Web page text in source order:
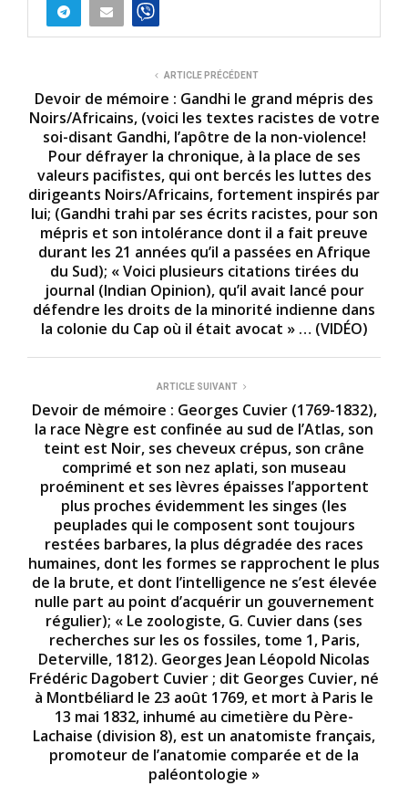
ARTICLE PRÉCÉDENT
Devoir de mémoire : Gandhi le grand mépris des
Noirs/Africains, (voici les textes racistes de votre
soi-disant Gandhi, l’apôtre de la non-violence!
Pour défrayer la chronique, à la place de ses
valeurs pacifistes, qui ont bercés les luttes des
dirigeants Noirs/Africains, fortement inspirés par
lui; (Gandhi trahi par ses écrits racistes, pour son
mépris et son intolérance dont il a fait preuve
durant les 21 années qu’il a passées en Afrique
du Sud); « Voici plusieurs citations tirées du
journal (Indian Opinion), qu’il avait lancé pour
défendre les droits de la minorité indienne dans
la colonie du Cap où il était avocat » … (VIDÉO)
ARTICLE SUIVANT
Devoir de mémoire : Georges Cuvier (1769-1832),
la race Nègre est confinée au sud de l’Atlas, son
teint est Noir, ses cheveux crépus, son crâne
comprimé et son nez aplati, son museau
proéminent et ses lèvres épaisses l’apportent
plus proches évidemment les singes (les
peuplades qui le composent sont toujours
restées barbares, la plus dégradée des races
humaines, dont les formes se rapprochent le plus
de la brute, et dont l’intelligence ne s’est élevée
nulle part au point d’acquérir un gouvernement
régulier); « Le zoologiste, G. Cuvier dans (ses
recherches sur les os fossiles, tome 1, Paris,
Deterville, 1812). Georges Jean Léopold Nicolas
Frédéric Dagobert Cuvier ; dit Georges Cuvier, né
à Montbéliard le 23 août 1769, et mort à Paris le
13 mai 1832, inhumé au cimetière du Père-
Lachaise (division 8), est un anatomiste français,
promoteur de l’anatomie comparée et de la
paléontologie »